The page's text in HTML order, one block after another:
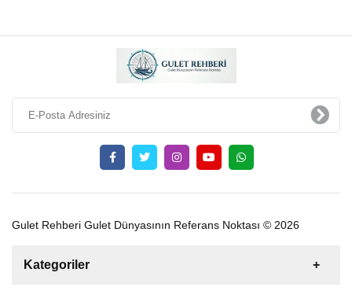
Gulet Rehberi Gulet Dünyasının Referans Noktası © 2026
Kategoriler